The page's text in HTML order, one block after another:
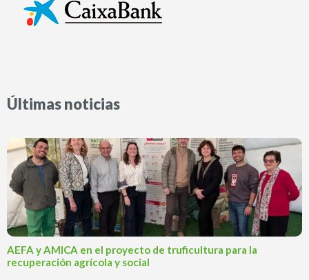
Últimas noticias
AEFA y AMICA en el proyecto de truficultura para la
recuperación agrícola y social